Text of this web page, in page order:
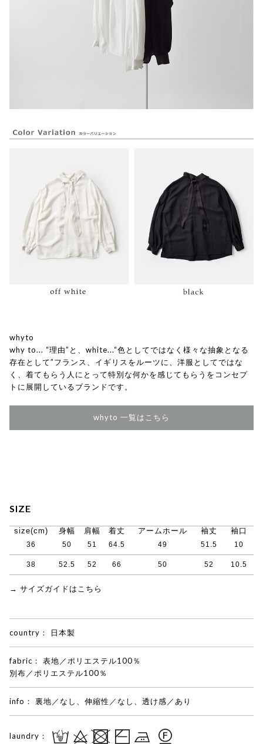
whyto
why to... “理由”と、white...“色としてではなく様々な抽象となる
存在として”フランス、イギリスをルーツに、洋服としてではな
く、着てもらう人にとって特別な何かを感じてもらうをコンセプ
トに展開しているブランドです。
whyto 一覧はこちら
SIZE
size(cm) 身幅 肩幅 着丈 アームホール 袖丈 袖口
36 50 51 64.5 49 51.5 10
38 52.5 52 66 50 52 10.5
→ サイズガイドはこちら
country： 日本製
fabric：
表地／ポリエステル100％
別布／ポリエステル100％
info： 裏地／なし、伸縮性／なし、透け感／あり
laundry：